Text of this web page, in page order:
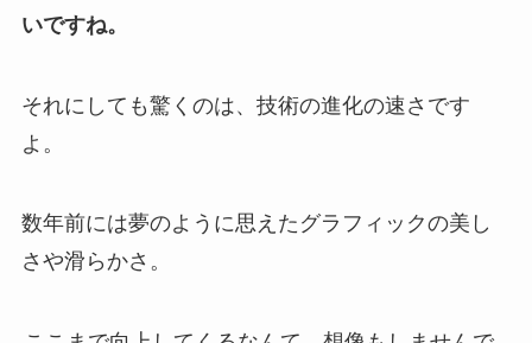
いですね。
それにしても驚くのは、技術の進化の速さです
よ。
数年前には夢のように思えたグラフィックの美し
さや滑らかさ。